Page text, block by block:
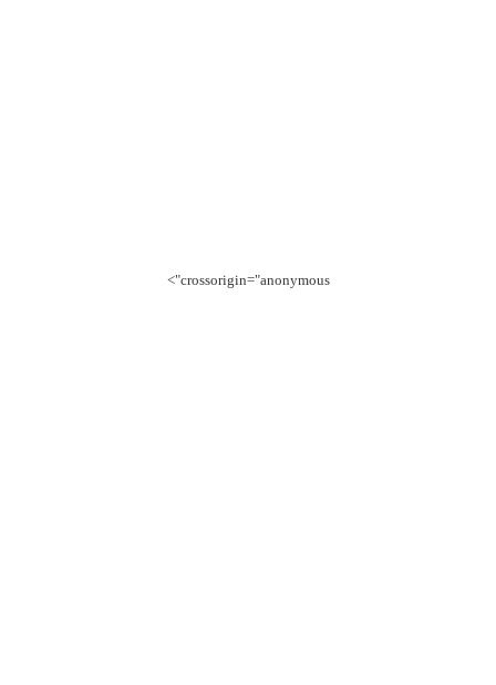
crossorigin="anonymous">